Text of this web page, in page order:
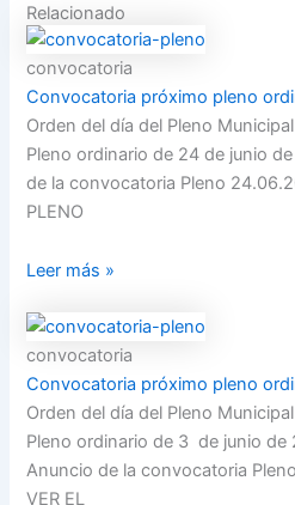
Relacionado
convocatoria
Convocatoria próximo pleno
Orden del día del Pleno
Pleno ordinario de 24 de junio
de la convocatoria Pleno
PLENO
Leer más »
convocatoria
Convocatoria próximo pleno
Orden del día del Pleno
Pleno ordinario de 3 de junio de
Anuncio de la convocatoria
VER EL